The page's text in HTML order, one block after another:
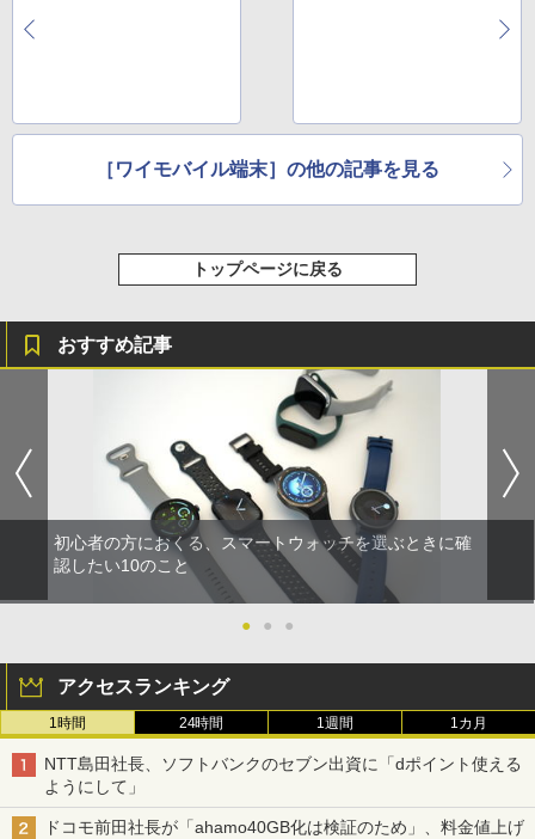
［ワイモバイル端末］の他の記事を見る
トップページに戻る
おすすめ記事
初心者の方におくる、スマートウォッチを選ぶときに確
認したい10のこと
● ● ●
アクセスランキング
1時間 24時間 1週間 1カ月
NTT島田社長、ソフトバンクのセブン出資に「dポイント使える
ようにして」
ドコモ前田社長が「ahamo40GB化は検証のため」、料金値上げ